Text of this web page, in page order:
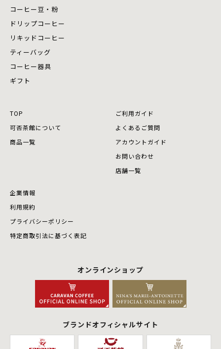
コーヒー豆・粉
ドリップコーヒー
リキッドコーヒー
ティーバッグ
コーヒー器具
ギフト
TOP
可否茶館について
商品⼀覧
ご利用ガイド
よくあるご質問
アカウントガイド
お問い合わせ
店舗⼀覧
企業情報
利用規約
プライバシーポリシー
特定商取引法に基づく表記
オンラインショップ
ブランドオフィシャルサイト